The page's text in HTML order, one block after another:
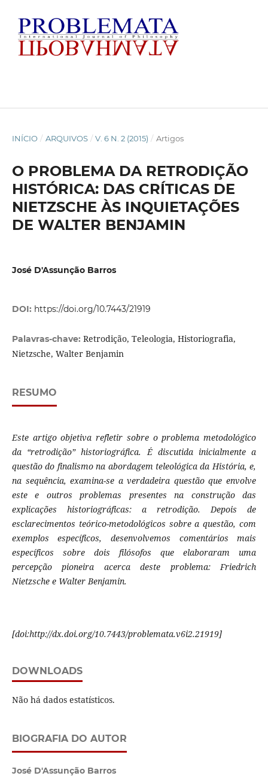
INÍCIO / ARQUIVOS / V. 6 N. 2 (2015) / Artigos
O PROBLEMA DA RETRODIÇÃO
HISTÓRICA: DAS CRÍTICAS DE
NIETZSCHE ÀS INQUIETAÇÕES
DE WALTER BENJAMIN
José D'Assunção Barros
DOI: https://doi.org/10.7443/21919
Palavras-chave: Retrodição, Teleologia, Historiografia,
Nietzsche, Walter Benjamin
RESUMO
Este artigo objetiva refletir sobre o problema metodológico
da “retrodição” historiográfica. É discutida inicialmente a
questão do finalismo na abordagem teleológica da História, e,
na sequência, examina-se a verdadeira questão que envolve
este e outros problemas presentes na construção das
explicações historiográficas: a retrodição. Depois de
esclarecimentos teórico-metodológicos sobre a questão, com
exemplos específicos, desenvolvemos comentários mais
específicos sobre dois filósofos que elaboraram uma
percepção pioneira acerca deste problema: Friedrich
Nietzsche e Walter Benjamin.
[doi:http://dx.doi.org/10.7443/problemata.v6i2.21919]
DOWNLOADS
Não há dados estatísticos.
BIOGRAFIA DO AUTOR
José D'Assunção Barros